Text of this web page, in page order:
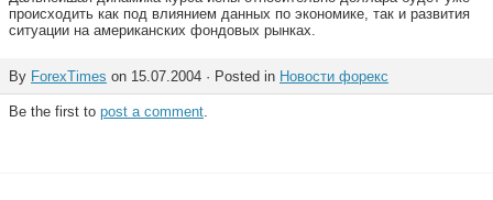
происходить как под влиянием данных по экономике, так и развития
ситуации на американских фондовых рынках.
By ForexTimes on 15.07.2004 · Posted in Новости форекс
Be the first to post a comment.